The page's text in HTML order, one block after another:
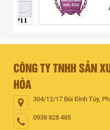
CÔNG TY TNHH SẢN
HÒA
304/12/17 Bùi Đình Túy,
0938 828 485